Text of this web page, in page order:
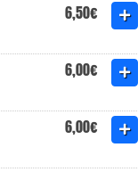
6,50€
6,00€
6,00€